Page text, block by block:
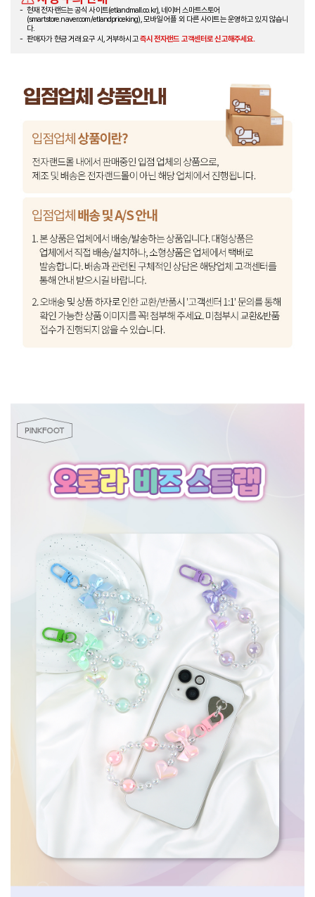
현재 전자랜드는 공식 사이트(etlandmall.co.kr), 네이버 스마트스토어
(smartstore.naver.com/etlandpriceking), 모바일 어플 외 다른 사이트는 운영하고 있지 않습니
다.
판매자가 현금 거래 요구 시, 거부하시고즉시 전자랜드 고객센터로 신고해주세요.